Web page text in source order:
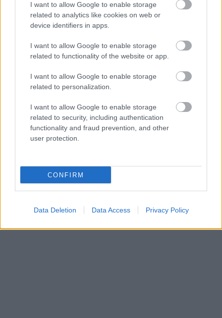
I want to allow Google to enable storage
related to analytics like cookies on web or
device identifiers in apps.
I want to allow Google to enable storage
related to functionality of the website or app.
I want to allow Google to enable storage
related to personalization.
I want to allow Google to enable storage
related to security, including authentication
functionality and fraud prevention, and other
user protection.
CONFIRM
Data Deletion Data Access Privacy Policy
Hogyan tartotta be Michelle
néhai nagymamája a haldokló
ígéretét?
érméket találni, amelyeket egy nagy befőttesüvegben tárolt!
Elmagyarázta a jelenséget, és elárulta, milyen viccet csinált
velük az édesanyja:
“Azokbóla tucatnyi pénzérmékből száz és száz fillér lett.
Anyukám viccelődött, és azt mondta: “Michelle, mondhattad
fillérek tökéletesek”.